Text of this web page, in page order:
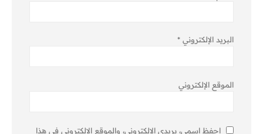
البريد الإلكتروني *
الموقع الإلكتروني
احفظ اسمي، بريدي الإلكتروني، والموقع الإلكتروني في هذا